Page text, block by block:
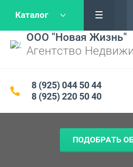
Каталог
ООО "Новая Жизнь"
Агентство
8 (925) 044 50 44
8 (925) 220 50 40
ПОДОБРАТЬ